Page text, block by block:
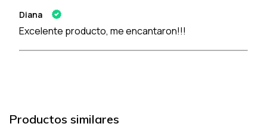
Diana
Excelente producto, me encantaron!!!
Productos similares